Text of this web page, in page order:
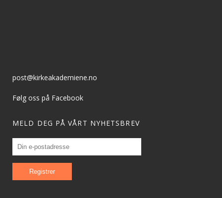
post@kirkeakademiene.no
Følg oss på Facebook
MELD DEG PÅ VÅRT NYHETSBREV